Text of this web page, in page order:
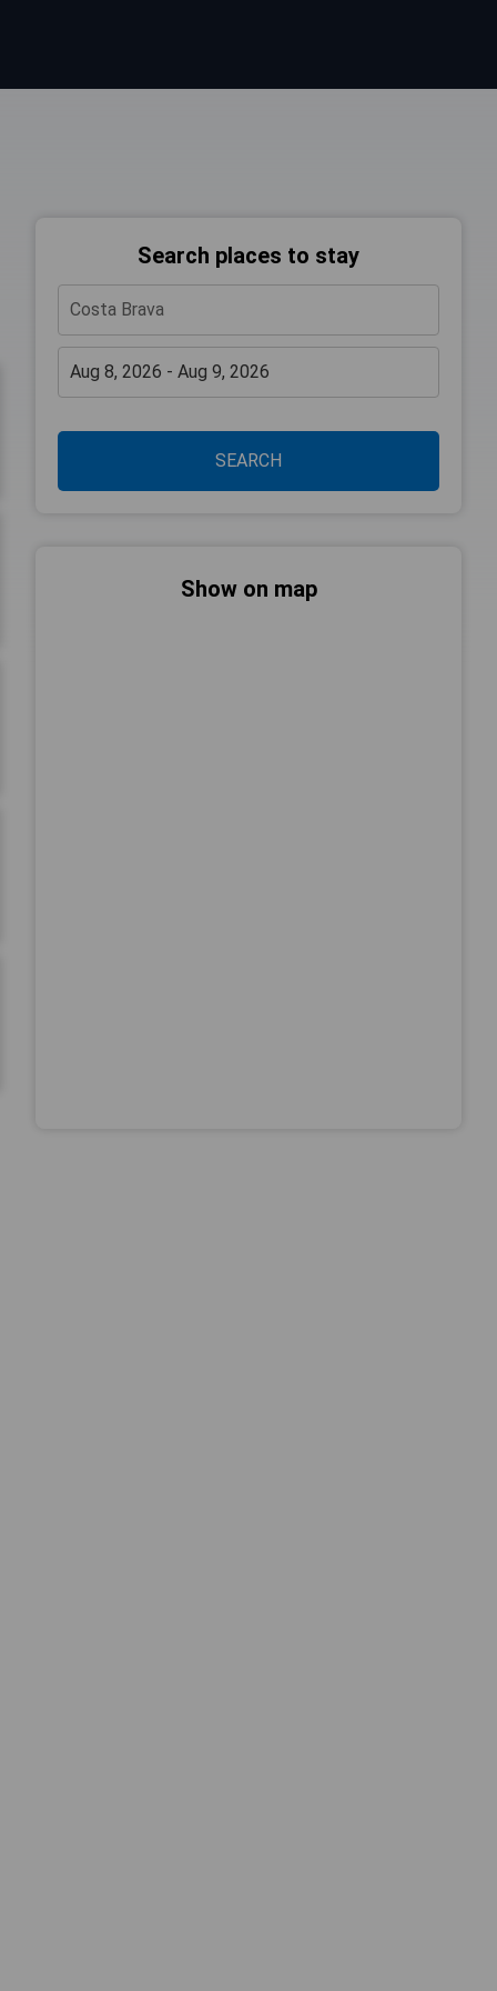
Search places to stay
SEARCH
Show on map